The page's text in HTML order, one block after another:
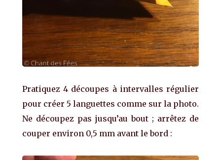
Pratiquez 4 découpes à intervalles régulier
pour créer 5 languettes comme sur la photo.
Ne découpez pas jusqu’au bout ; arrêtez de
couper environ 0,5 mm avant le bord :